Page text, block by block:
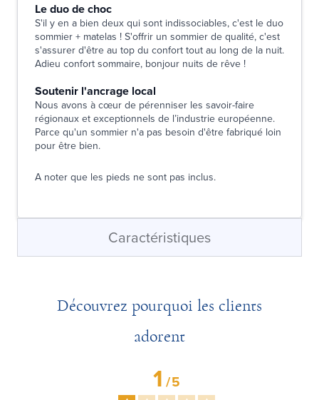
Le duo de choc
S'il y en a bien deux qui sont indissociables, c'est le duo
sommier + matelas ! S'offrir un sommier de qualité, c'est
s'assurer d'être au top du confort tout au long de la nuit.
Adieu confort sommaire, bonjour nuits de rêve !
Soutenir l'ancrage local
Nous avons à cœur de pérenniser les savoir-faire
régionaux et exceptionnels de l’industrie européenne.
Parce qu'un sommier n'a pas besoin d'être fabriqué loin
pour être bien.
A noter que les pieds ne sont pas inclus.
Caractéristiques
Découvrez pourquoi les clients
adorent
1/5